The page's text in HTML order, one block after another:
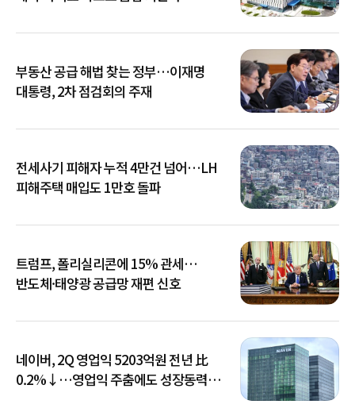
부동산 공급 해법 찾는 정부…이재명
대통령, 2차 점검회의 주재
전세사기 피해자 누적 4만건 넘어…LH
피해주택 매입도 1만호 돌파
트럼프, 폴리실리콘에 15% 관세…
반도체·태양광 공급망 재편 신호
네이버, 2Q 영업익 5203억원 전년 比
0.2%↓…영업익 주춤에도 성장동력